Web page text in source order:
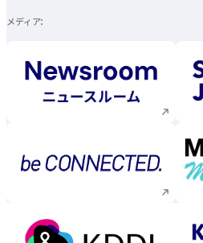
メディア
新規ウィンドウで開く
新規ウィンドウで開く